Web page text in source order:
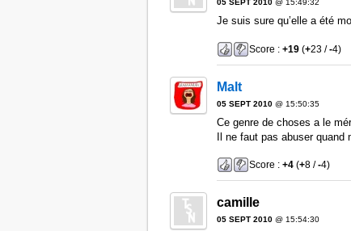
05 SEPT 2010@ 15:49:32
Je suis sure qu’elle a été
Score : +19(+23 /-4)
Malt
05 SEPT 2010@ 15:50:35
Ce genre de choses a le
Il ne faut pas abuser quand
Score : +4(+8 /-4)
camille
05 SEPT 2010@ 15:54:30